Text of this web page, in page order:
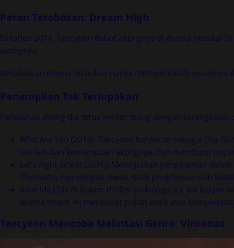
Peran Terobosan: Dream High
Di tahun 2011, Taecyeon debut aktingnya di drama musikal
aktingnya.
Kesuksesan drama ini bukan hanya memperkokoh
Penampilan Tak Terlupakan
Perjalanan akting dia terus berkembang dengan
Who Are You (2013): Taecyeon berperan sebagai Cha
sisi lain dari kemampuan aktingnya, dan mendapat
Let’s Fight Ghost (2016): Melanjutkan pengalaman
Chemistry-nya dengan lawan main perempuan dan
Save Me (2017): Dalam thriller psikologis ini, dia
drama intens ini mendapat pujian kritis atas
Taecyeon Mencoba Melintasi Genre: Vincenzo